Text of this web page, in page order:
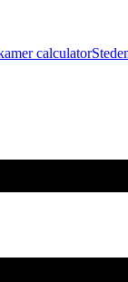
calculator